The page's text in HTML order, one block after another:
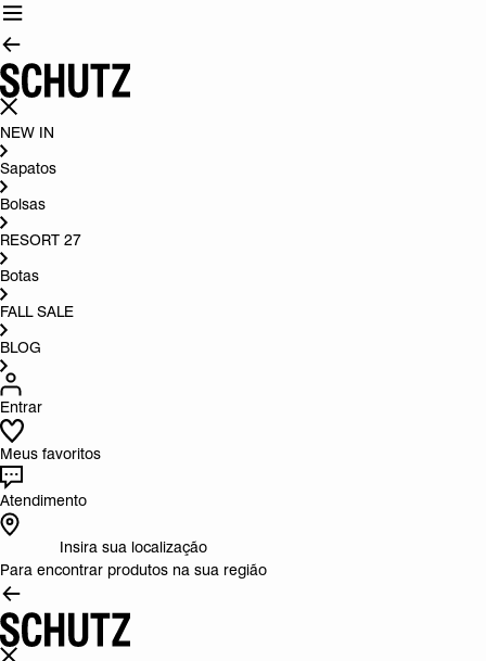
NEW IN
Sapatos
Bolsas
RESORT 27
Botas
FALL SALE
BLOG
Entrar
Meus favoritos
Atendimento
Insira sua localização
Para encontrar produtos na sua região